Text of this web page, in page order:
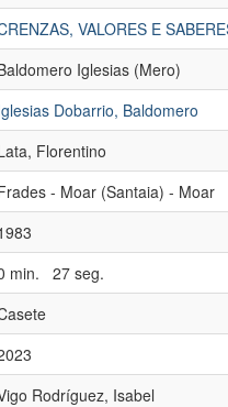
VALORES E
Iglesias (Mero)
Dobarrio, Baldomero
Florentino
- Moar (Santaia) - Moar
min. 27 seg.
Rodríguez, Isabel